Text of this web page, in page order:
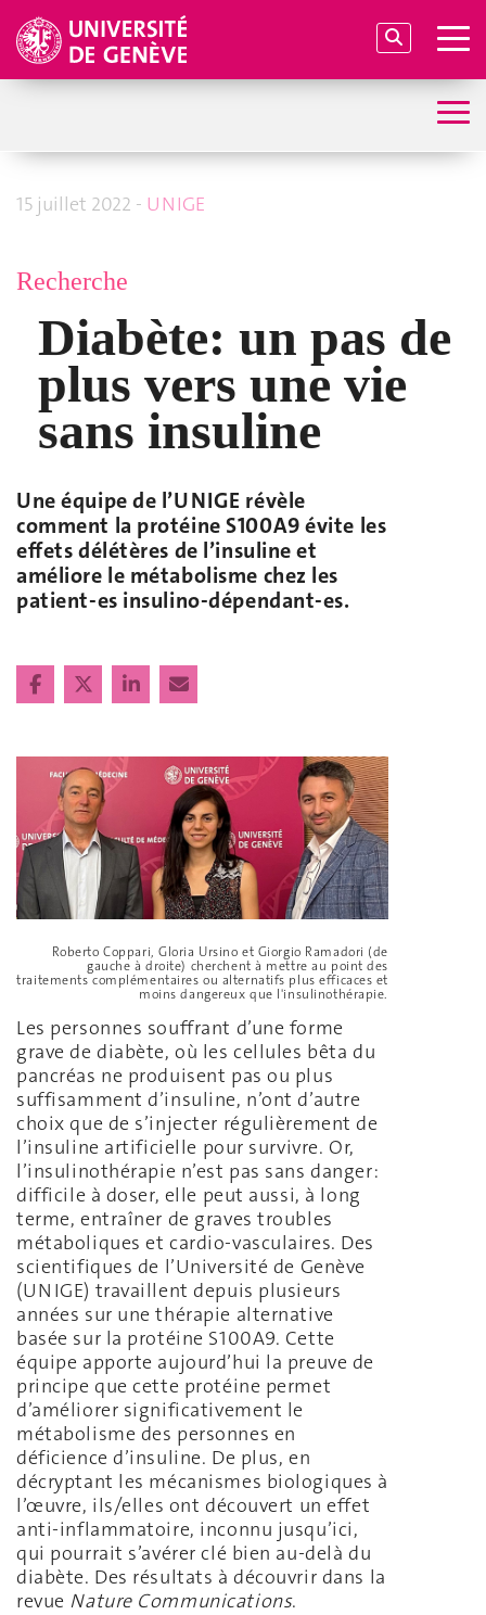
15 juillet 2022 - UNIGE
Recherche
Diabète: un pas de
plus vers une vie
sans insuline
Une équipe de l’UNIGE révèle
comment la protéine S100A9 évite les
effets délétères de l’insuline et
améliore le métabolisme chez les
patient-es insulino-dépendant-es.
Roberto Coppari, Gloria Ursino et Giorgio Ramadori (de
gauche à droite) cherchent à mettre au point des
traitements complémentaires ou alternatifs plus efficaces et
moins dangereux que l'insulinothérapie.
Les personnes souffrant d’une forme
grave de diabète, où les cellules bêta du
pancréas ne produisent pas ou plus
suffisamment d’insuline, n’ont d’autre
choix que de s’injecter régulièrement de
l’insuline artificielle pour survivre. Or,
l’insulinothérapie n’est pas sans danger:
difficile à doser, elle peut aussi, à long
terme, entraîner de graves troubles
métaboliques et cardio-vasculaires. Des
scientifiques de l’Université de Genève
(UNIGE) travaillent depuis plusieurs
années sur une thérapie alternative
basée sur la protéine S100A9. Cette
équipe apporte aujourd’hui la preuve de
principe que cette protéine permet
d’améliorer significativement le
métabolisme des personnes en
déficience d’insuline. De plus, en
décryptant les mécanismes biologiques à
l’œuvre, ils/elles ont découvert un effet
anti-inflammatoire, inconnu jusqu’ici,
qui pourrait s’avérer clé bien au-delà du
diabète. Des résultats à découvrir dans la
revue Nature Communications.